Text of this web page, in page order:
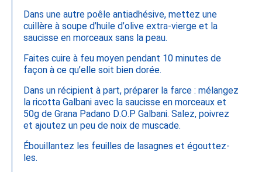
Dans une autre poêle antiadhésive, mettez une
cuillère à soupe d’huile d’olive extra-vierge et la
saucisse en morceaux sans la peau.
Faites cuire à feu moyen pendant 10 minutes de
façon à ce qu’elle soit bien dorée.
Dans un récipient à part, préparer la farce : mélangez
la ricotta Galbani avec la saucisse en morceaux et
50g de Grana Padano D.O.P Galbani. Salez, poivrez
et ajoutez un peu de noix de muscade.
Ébouillantez les feuilles de lasagnes et égouttez-
les.